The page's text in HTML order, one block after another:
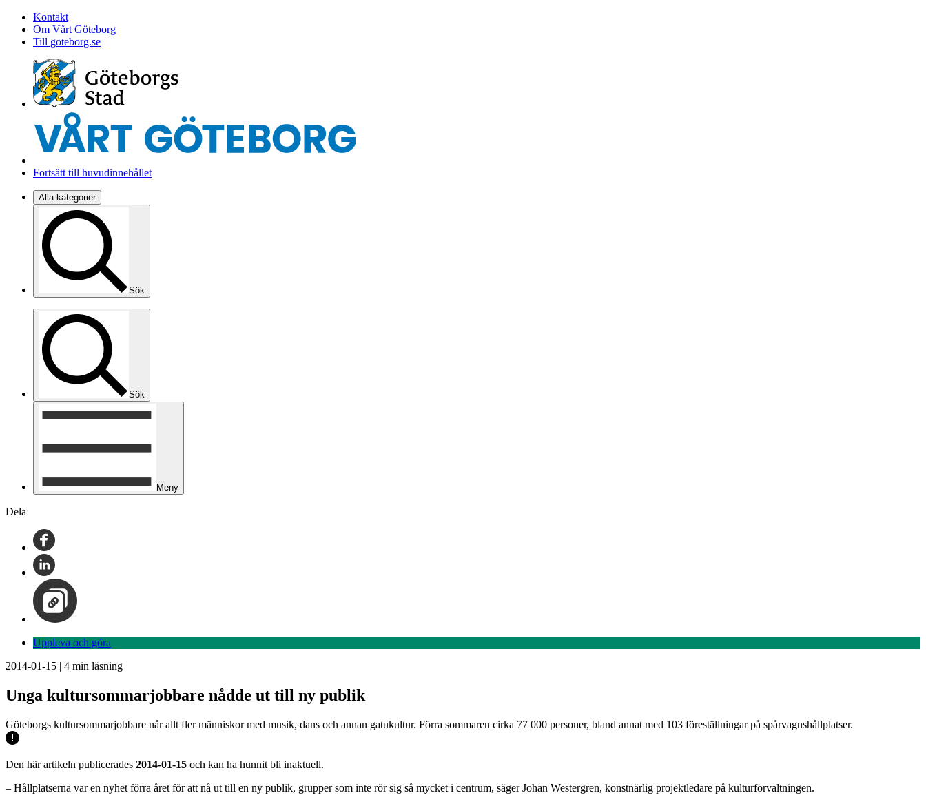
Kontakt
Om Vårt Göteborg
Till goteborg.se
Fortsätt till huvudinnehållet
Alla kategorier
Sök
Sök
Meny
Dela
Uppleva och göra
2014-01-15 | 4 min läsning
Unga kultursommarjobbare nådde ut till ny publik
Göteborgs kultursommarjobbare når allt fler människor med musik, dans och annan gatukultur. Förra sommaren cirka 77 000 personer, bland annat med 103 föreställningar på spårvagnshållplatser.
Den här artikeln publicerades 2014-01-15 och kan ha hunnit bli inaktuell.
– Hållplatserna var en nyhet förra året för att nå ut till en ny publik, grupper som inte rör sig så mycket i centrum, säger Johan Westergren, konstnärlig projektledare på kulturförvaltningen.